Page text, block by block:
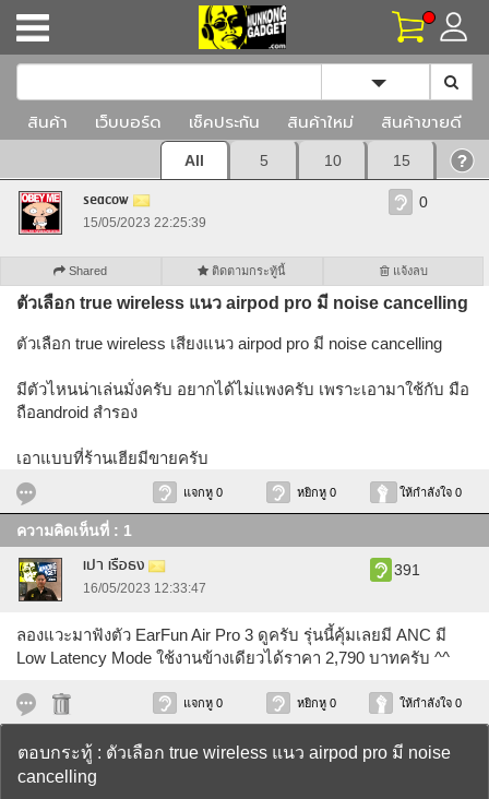
Toggle
สินค้า เว็บบอร์ด เช็คประกัน สินค้าใหม่ สินค้าขายดี
All 5 10 15
seacow
15/05/2023 22:25:39
0
Shared ติดตามกระทู้นี้ แจ้งลบ
ตัวเลือก true wireless แนว airpod pro มี noise cancelling
ตัวเลือก true wireless เสียงแนว airpod pro มี noise cancelling
มีตัวไหนน่าเล่นมั่งครับ อยากได้ไม่แพงครับ เพราะเอามาใช้กับ มือ
ถือandroid สำรอง
เอาแบบที่ร้านเฮียมีขายครับ
แจกหู 0 หยิกหู 0 ให้กำลังใจ 0
ความคิดเห็นที่ : 1
เปา เรือธง
16/05/2023 12:33:47
391
ลองแวะมาฟังตัว EarFun Air Pro 3 ดูครับ รุ่นนี้คุ้มเลยมี ANC มี
Low Latency Mode ใช้งานข้างเดียวได้ราคา 2,790 บาทครับ ^^
แจกหู 0 หยิกหู 0 ให้กำลังใจ 0
ตอบกระทู้ : ตัวเลือก true wireless แนว airpod pro มี noise
cancelling